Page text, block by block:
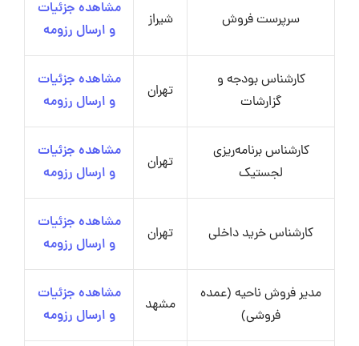
سرپرست فروش شیراز
مشاهده جزئیات
و ارسال رزومه
کارشناس بودجه و
گزارشات
تهران
مشاهده جزئیات
و ارسال رزومه
کارشناس برنامه‌ریزی
لجستیک
تهران
مشاهده جزئیات
و ارسال رزومه
کارشناس خرید داخلی تهران
مشاهده جزئیات
و ارسال رزومه
مدیر فروش ناحیه (عمده
فروشی)
مشهد
مشاهده جزئیات
و ارسال رزومه